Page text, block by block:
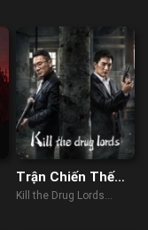
Trận Chiến Thế
Giới Ngầm
Kill the Drug Lords